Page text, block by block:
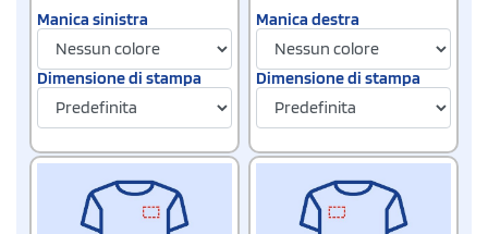
Manica sinistra
Dimensione di stampa
Manica destra
Dimensione di stampa